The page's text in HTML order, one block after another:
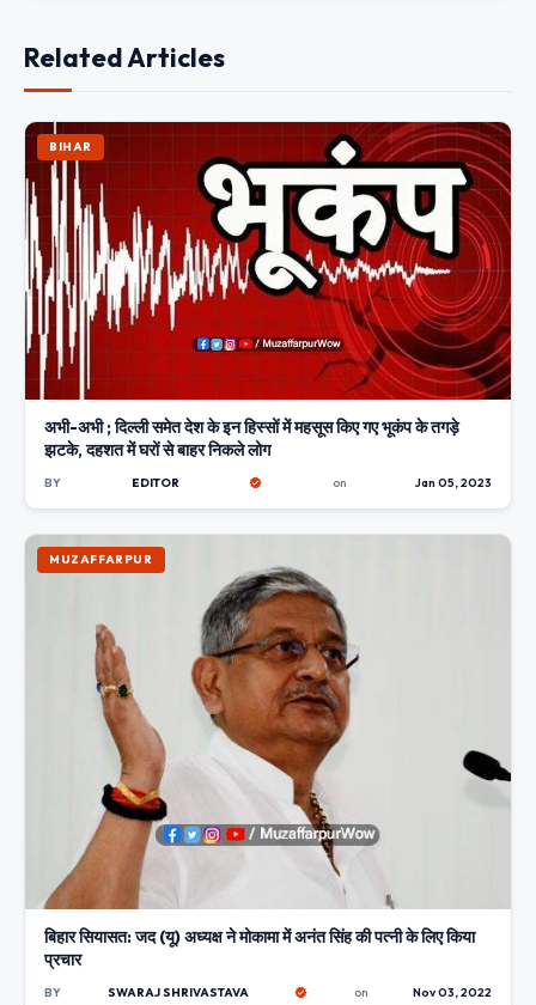
Related Articles
BIHAR
अभी-अभी ; दिल्ली समेत देश के इन हिस्सों में महसूस किए गए भूकंप के तगड़े
झटके, दहशत में घरों से बाहर निकले लोग
BY EDITOR on Jan 05, 2023
MUZAFFARPUR
बिहार सियासत: जद (यू) अध्यक्ष ने मोकामा में अनंत सिंह की पत्नी के लिए किया
प्रचार
BY SWARAJ SHRIVASTAVA on Nov 03, 2022